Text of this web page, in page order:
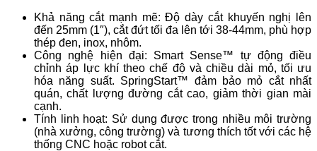
Khả năng cắt mạnh mẽ: Độ dày cắt khuyến nghị lên
đến 25mm (1″), cắt đứt tối đa lên tới 38-44mm, phù hợp
thép đen, inox, nhôm.
Công nghệ hiện đại: Smart Sense™ tự động điều
chỉnh áp lực khí theo chế độ và chiều dài mỏ, tối ưu
hóa năng suất. SpringStart™ đảm bảo mỏ cắt nhất
quán, chất lượng đường cắt cao, giảm thời gian mài
cạnh.
Tính linh hoạt: Sử dụng được trong nhiều môi trường
(nhà xưởng, công trường) và tương thích tốt với các hệ
thống CNC hoặc robot cắt.